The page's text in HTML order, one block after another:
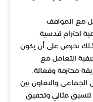
مع المواقف
احترام قدسية
نحرص على أن يكون
التعامل مع
محترمة وفعالة.
الجماعي والتعاون بين
تنسيق مثالي وتحقيق